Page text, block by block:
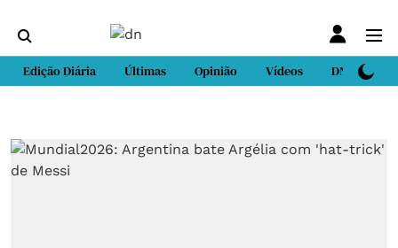
Edição Diária Últimas Opinião Vídeos DN Sport